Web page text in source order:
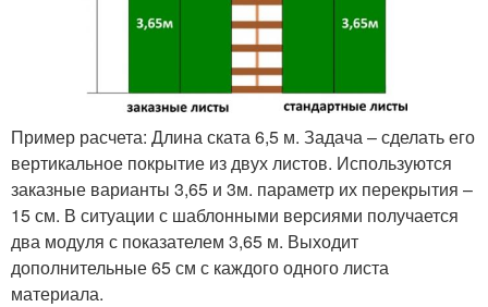
Пример расчета: Длина ската 6,5 м. Задача – сделать его
вертикальное покрытие из двух листов. Используются
заказные варианты 3,65 и 3м. параметр их перекрытия –
15 см. В ситуации с шаблонными версиями получается
два модуля с показателем 3,65 м. Выходит
дополнительные 65 см с каждого одного листа
материала.